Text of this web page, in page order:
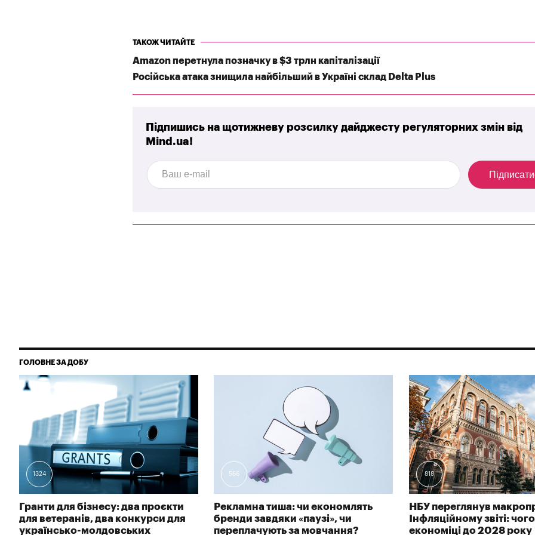
ТАКОЖ ЧИТАЙТЕ
Amazon перетнула позначку в $3 трлн капіталізації
Російська атака знищила найбільший в Україні склад Delta Plus
Підпишись на щотижневу розсилку дайджесту регуляторних змін від
Mind.ua!
ГОЛОВНЕ ЗА ДОБУ
1324
Гранти для бізнесу: два проєкти
для ветеранів, два конкурси для
українсько-молдовських
566
Рекламна тиша: чи економлять
бренди завдяки «паузі», чи
переплачують за мовчання?
818
НБУ переглянув
Інфляційному звіті:
економіці до 2028 року